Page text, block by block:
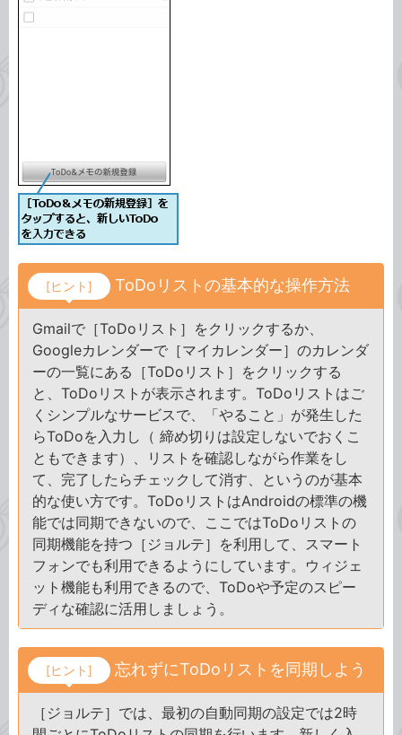
[ヒント] ToDoリストの基本的な操作方法
Gmailで［ToDoリスト］をクリックするか、
Googleカレンダーで［マイカレンダー］のカレンダ
ーの一覧にある［ToDoリスト］をクリックする
と、ToDoリストが表示されます。ToDoリストはご
くシンプルなサービスで、「やること」が発生した
らToDoを入力し（ 締め切りは設定しないでおくこ
ともできます）、リストを確認しながら作業をし
て、完了したらチェックして消す、というのが基本
的な使い方です。ToDoリストはAndroidの標準の機
能では同期できないので、ここではToDoリストの
同期機能を持つ［ジョルテ］を利用して、スマート
フォンでも利用できるようにしています。ウィジェ
ット機能も利用できるので、ToDoや予定のスピー
ディな確認に活用しましょう。
[ヒント] 忘れずにToDoリストを同期しよう
［ジョルテ］では、最初の自動同期の設定では2時